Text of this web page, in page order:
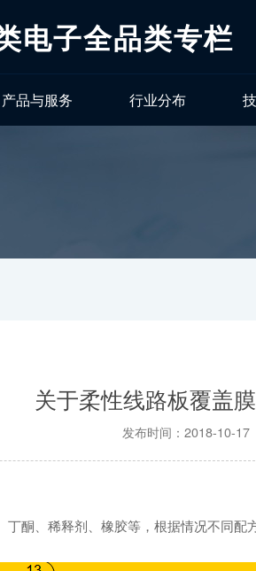
电子全品类专栏
产品与服务 行业分布
关于柔性线路板覆盖
发布时间：2018-10-
酮、稀释剂、橡胶等，根据情况不同